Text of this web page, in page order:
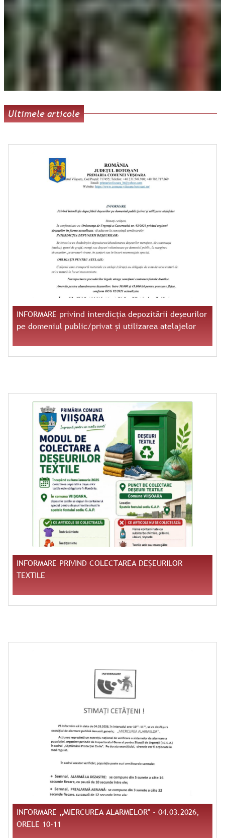
Ultimele articole
INFORMARE privind interdicția depozitării deșeurilor
pe domeniul public/privat și utilizarea atelajelor
INFORMARE PRIVIND COLECTAREA DEȘEURILOR
TEXTILE
INFORMARE „MIERCUREA ALARMELOR" - 04.03.2026,
ORELE 10-11